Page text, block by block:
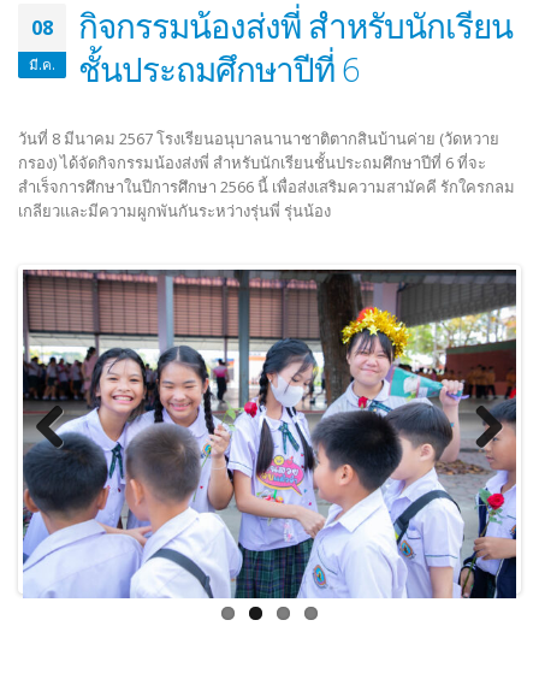
08
มี.ค.
กิจกรรมน้องส่งพี่ สำหรับนักเรียน
ชั้นประถมศึกษาปีที่ 6
วันที่ 8 มีนาคม 2567 โรงเรียนอนุบาลนานาชาติตากสินบ้านค่าย (วัดหวาย
กรอง) ได้จัดกิจกรรมน้องส่งพี่ สำหรับนักเรียนชั้นประถมศึกษาปีที่ 6 ที่จะ
สำเร็จการศึกษาในปีการศึกษา 2566 นี้ เพื่อส่งเสริมความสามัคคี รักใครกลม
เกลียวและมีความผูกพันกันระหว่างรุ่นพี่ รุ่นน้อง
Previous Next